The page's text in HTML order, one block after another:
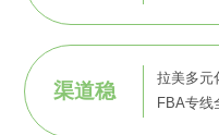
渠道稳
拉美多元
FBA专线